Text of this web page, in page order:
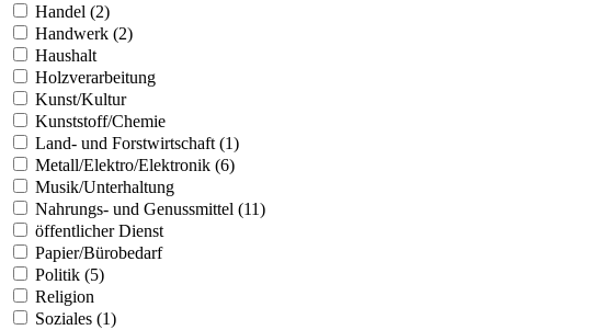
Handel (2)
Handwerk (2)
Haushalt
Holzverarbeitung
Kunst/Kultur
Kunststoff/Chemie
Land- und Forstwirtschaft (1)
Metall/Elektro/Elektronik (6)
Musik/Unterhaltung
Nahrungs- und Genussmittel (11)
öffentlicher Dienst
Papier/Bürobedarf
Politik (5)
Religion
Soziales (1)